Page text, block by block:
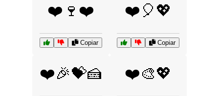
❤️🍷❤️
Copiar
❤️🎈💖
Copiar
❤️🎉💝🍰 ❤️🎨💖